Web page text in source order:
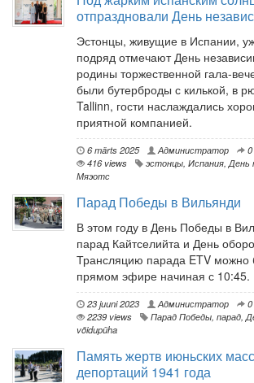
отпраздновали День
Эстонцы, живущие в Испании,
подряд отмечают День
родины торжественной гала-
были бутерброды с килькой, в
Tallinn, гости наслаждались
приятной компанией.
6 märts 2025 Администратор
416 views
эстонцы, Испания,День
Мяэотс
Парад Победы в Вильянди
В этом году в День Победы в
парад Кайтселийта и День
Трансляцию парада ETV можно
прямом эфире начиная с 10:45.
23 juuni 2023 Администратор
2239 views
Парад Победы, парад,
võidupüha
Память жертв июньских
депортаций 1941 года